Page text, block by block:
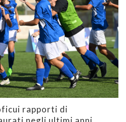
rapporti di